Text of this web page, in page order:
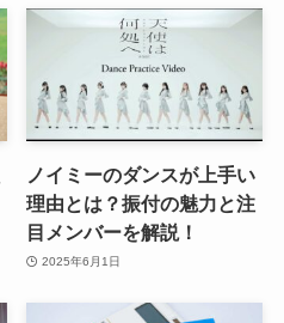
ノイミーのダンスが上手い
理由とは？振付の魅力と注
目メンバーを解説！
2025年6月1日